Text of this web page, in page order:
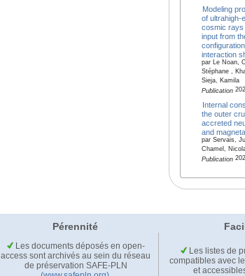
Modeling
of ultrahigh-
cosmic rays
input from
configuration
interaction
par Le Noan,
Stéphane ,
Sieja, Kamila
Publication
Internal
the outer
accreted
and
par Servais,
Chamel,
Publication
Pérennité
Les documents déposés en open-
access sont archivés au sein du réseau
de préservation SAFE-PLN
Les listes de
compatibles avec
et